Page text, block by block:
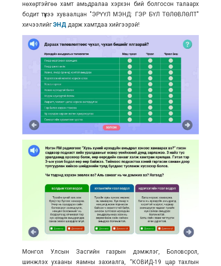
нөхөртэйгөө хамт амьдралаа хэрхэн бий болгосон талаарх
бодит түүхээ хуваалцан "ЭРҮҮЛ МЭНД: ГЭР БҮЛ ТӨЛӨВЛӨЛТ"
хичээлийг ЭНДдарж хамтдаа хийгээрэй!
Монгол Улсын Засгийн газрын дэмжлэг, Боловсрол,
шинжлэх ухааны яамны захиалга, “КОВИД-19 цар тахлын